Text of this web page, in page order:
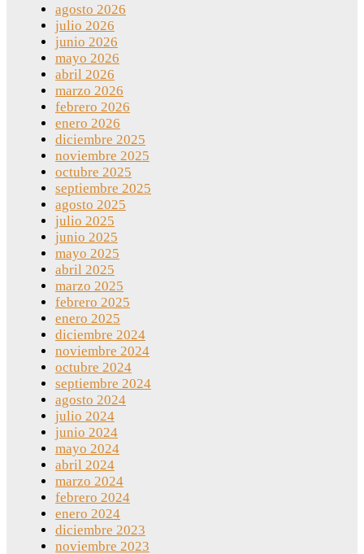
agosto 2026
julio 2026
junio 2026
mayo 2026
abril 2026
marzo 2026
febrero 2026
enero 2026
diciembre 2025
noviembre 2025
octubre 2025
septiembre 2025
agosto 2025
julio 2025
junio 2025
mayo 2025
abril 2025
marzo 2025
febrero 2025
enero 2025
diciembre 2024
noviembre 2024
octubre 2024
septiembre 2024
agosto 2024
julio 2024
junio 2024
mayo 2024
abril 2024
marzo 2024
febrero 2024
enero 2024
diciembre 2023
noviembre 2023